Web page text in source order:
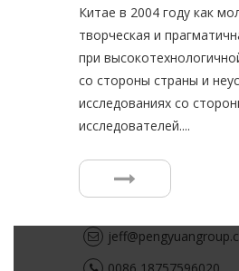
Китае в 2004 году как
творческая и
при
со стороны страны и
исследованиях со
исследователей....